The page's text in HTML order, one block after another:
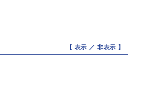
【 表示 ／ 非表示 】